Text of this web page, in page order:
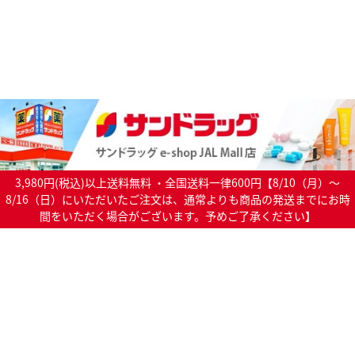
3,980円(税込)以上送料無料 ・全国送料一律600円【8/10（月）～
8/16（日）にいただいたご注文は、通常よりも商品の発送までにお時
間をいただく場合がございます。予めご了承ください】